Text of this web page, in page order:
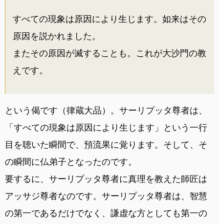
すべての現象は原因により生じます。如来はその
原因を説かれました。
またその原因が滅することも。これが大沙門の教
えです。
という偈です（律蔵大品）。サーリプッタ尊者は、
「すべての現象は原因により生じます」という一行
目を聴いた瞬間で、預流果に覚ります。そして、そ
の瞬間に仏弟子となったのです。
要するに、サーリプッタ尊者に真理を教えた師匠は
アッサジ尊者なのです。サーリプッタ尊者は、智慧
の第一であるだけでなく、謙虚な方としても第一の